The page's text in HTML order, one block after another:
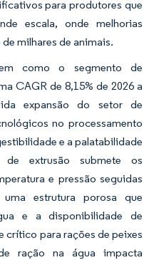
para produtores que
escala, onde melhorias
milhares de animais.
como o segmento de
CAGR de 8,15% de 2026 a
expansão do setor de
no processamento
e a palatabilidade
extrusão submete os
e pressão seguidas
estrutura porosa que
e a disponibilidade de
crítico para rações de peixes
ração na água impacta